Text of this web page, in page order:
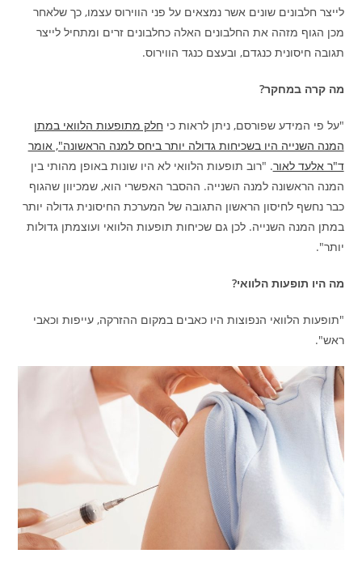
לייצר חלבונים שונים אשר נמצאים על פני הווירוס עצמו, כך שלאחר
מכן הגוף מזהה את החלבונים האלה כחלבונים זרים ומתחיל לייצר
תגובה חיסונית כנגדם, ובעצם כנגד הווירוס.
מה קרה במחקר?
"על פי המידע שפורסם, ניתן לראות כי חלק מתופעות הלוואי במתן
המנה השנייה היו בשכיחות גדולה יותר ביחס למנה הראשונה", אומר
ד"ר אלעד לאור. "רוב תופעות הלוואי לא היו שונות באופן מהותי בין
המנה הראשונה למנה השנייה. ההסבר האפשרי הוא, שמכיוון שהגוף
כבר נחשף לחיסון הראשון התגובה של המערכת החיסונית גדולה יותר
במתן המנה השנייה. לכן גם שכיחות תופעות הלוואי ועוצמתן גדולות
יותר".
מה היו תופעות הלוואי?
"תופעות הלוואי הנפוצות היו כאבים במקום ההזרקה, עייפות וכאבי
ראש".